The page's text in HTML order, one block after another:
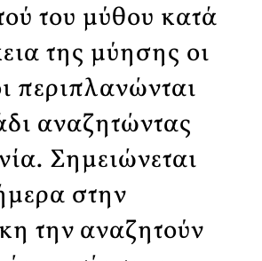
του μύθου κατά
της μύησης οι
περιπλανώνται
αναζητώντας
Σημειώνεται
στην
την αναζητούν